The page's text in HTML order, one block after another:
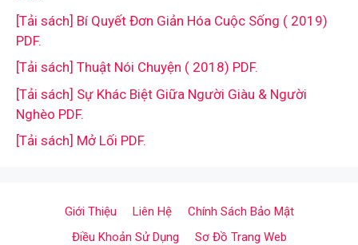
[Tải sách] Bí Quyết Đơn Giản Hóa Cuộc Sống ( 2019)
PDF.
[Tải sách] Thuật Nói Chuyện ( 2018) PDF.
[Tải sách] Sự Khác Biệt Giữa Người Giàu & Người
Nghèo PDF.
[Tải sách] Mở Lối PDF.
Giới Thiệu Liên Hệ
Chính Sách Bảo Mật
Điều Khoản Sử Dụng
Sơ Đồ Trang Web